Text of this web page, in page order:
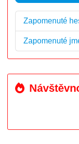
Zapomenuté
Zapomenuté